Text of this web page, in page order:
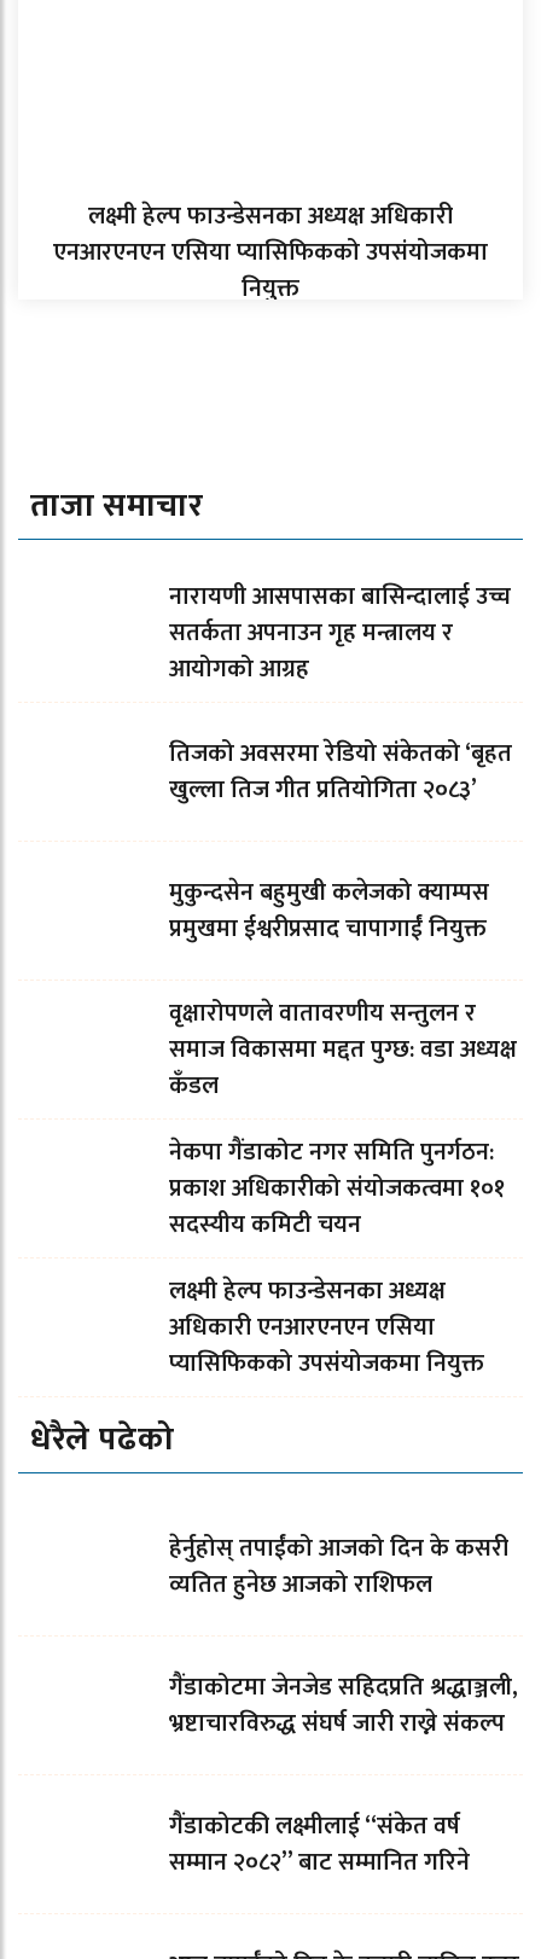
लक्ष्मी हेल्प फाउन्डेसनका अध्यक्ष अधिकारी
एनआरएनएन एसिया प्यासिफिकको उपसंयोजकमा
नियुक्त
ताजा समाचार
नारायणी आसपासका बासिन्दालाई उच्च
सतर्कता अपनाउन गृह मन्त्रालय र
आयोगको आग्रह
तिजको अवसरमा रेडियो संकेतको ‘बृहत
खुल्ला तिज गीत प्रतियोगिता २०८३’
मुकुन्दसेन बहुमुखी कलेजको क्याम्पस
प्रमुखमा ईश्वरीप्रसाद चापागाईं नियुक्त
वृक्षारोपणले वातावरणीय सन्तुलन र
समाज विकासमा मद्दत पुग्छ: वडा अध्यक्ष
कँडल
नेकपा गैंडाकोट नगर समिति पुनर्गठन:
प्रकाश अधिकारीको संयोजकत्वमा १०१
सदस्यीय कमिटी चयन
लक्ष्मी हेल्प फाउन्डेसनका अध्यक्ष
अधिकारी एनआरएनएन एसिया
प्यासिफिकको उपसंयोजकमा नियुक्त
धेरैले पढेको
हेर्नुहोस् तपाईंको आजको दिन के कसरी
व्यतित हुनेछ आजको राशिफल
गैंडाकोटमा जेनजेड सहिदप्रति श्रद्धाञ्जली,
भ्रष्टाचारविरुद्ध संघर्ष जारी राख्ने संकल्प
गैंडाकोटकी लक्ष्मीलाई “संकेत वर्ष
सम्मान २०८२” बाट सम्मानित गरिने